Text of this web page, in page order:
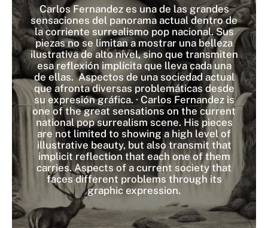
Carlos Fernandez es una de las grandes
sensaciones del panorama actual dentro de
la corriente surrealismo pop nacional. Sus
piezas no se limitan a mostrar una belleza
ilustrativa de alto nivel, sino que transmiten
esa reflexión implícita que lleva cada una
de ellas. Aspectos de una sociedad actual
que afronta diversas problemáticas desde
su expresión gráfica. · Carlos Fernandez is
one of the great sensations on the current
national pop surrealism scene. His pieces
are not limited to showing a high level of
illustrative beauty, but also transmit that
implicit reflection that each one of them
carries. Aspects of a current society that
faces different problems through its
graphic expression.